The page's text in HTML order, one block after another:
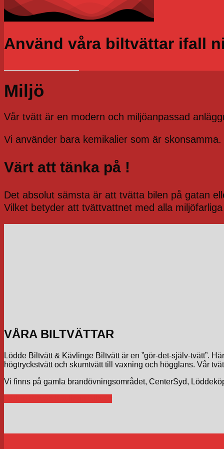
Använd våra biltvättar ifall
Miljö
Vår tvätt är en modern och miljöanpassad
Vi använder bara kemikalier som är skonsamma.
Värt att tänka på !
Det absolut sämsta är att tvätta bilen på gatan
Vilket betyder att tvättvattnet med alla
VÅRA BILTVÄTTAR
Lödde Biltvätt & Kävlinge Biltvätt är en ”gör-det-själv-tvätt”.
högtryckstvätt och skumtvätt till vaxning och högglans. Vår
Vi finns på gamla brandövningsområdet, CenterSyd,